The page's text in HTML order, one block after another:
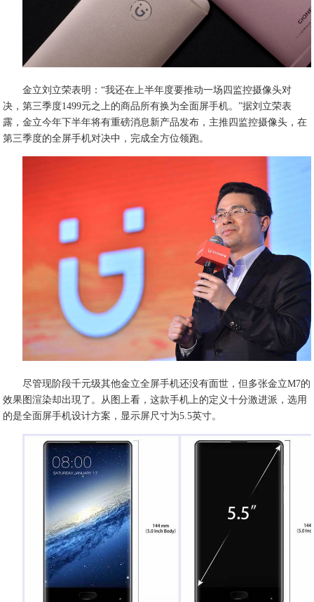
金立刘立荣表明：“我还在上半年度要推动一场四监控摄像头对
决，第三季度1499元之上的商品所有换为全面屏手机。”据刘立荣表
露，金立今年下半年将有重磅消息新产品发布，主推四监控摄像头，在
第三季度的全屏手机对决中，完成全方位领跑。
尽管现阶段千元级其他金立全屏手机还没有面世，但多张金立M7的
效果图渲染却出現了。从图上看，这款手机上的定义十分激进派，选用
的是全面屏手机设计方案，显示屏尺寸为5.5英寸。